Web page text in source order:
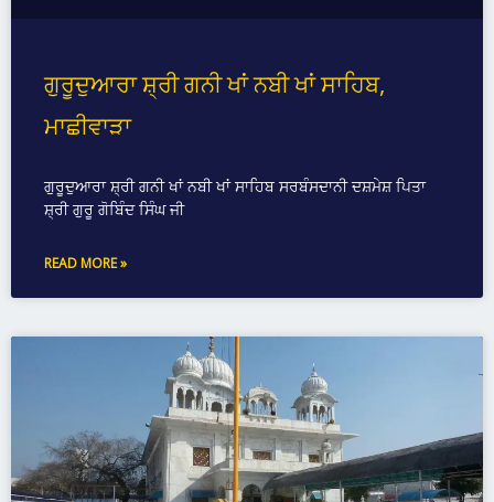
ਗੁਰੂਦੁਆਰਾ ਸ਼੍ਰੀ ਗਨੀ ਖਾਂ ਨਬੀ ਖਾਂ ਸਾਹਿਬ,
ਮਾਛੀਵਾੜਾ
ਗੁਰੂਦੁਆਰਾ ਸ਼੍ਰੀ ਗਨੀ ਖਾਂ ਨਬੀ ਖਾਂ ਸਾਹਿਬ ਸਰਬੰਸਦਾਨੀ ਦਸ਼ਮੇਸ਼ ਪਿਤਾ
ਸ਼੍ਰੀ ਗੁਰੂ ਗੋਬਿੰਦ ਸਿੰਘ ਜੀ
READ MORE »